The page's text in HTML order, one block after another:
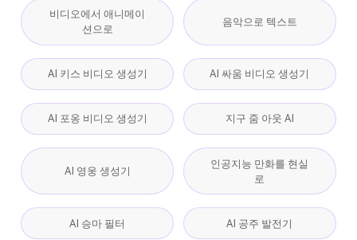
비디오에서 애니메이
션으로
음악으로 텍스트
AI 키스 비디오 생성기 AI 싸움 비디오 생성기
AI 포옹 비디오 생성기 지구 줌 아웃 AI
AI 영웅 생성기
인공지능 만화를 현실
로
AI 승마 필터 AI 공주 발전기